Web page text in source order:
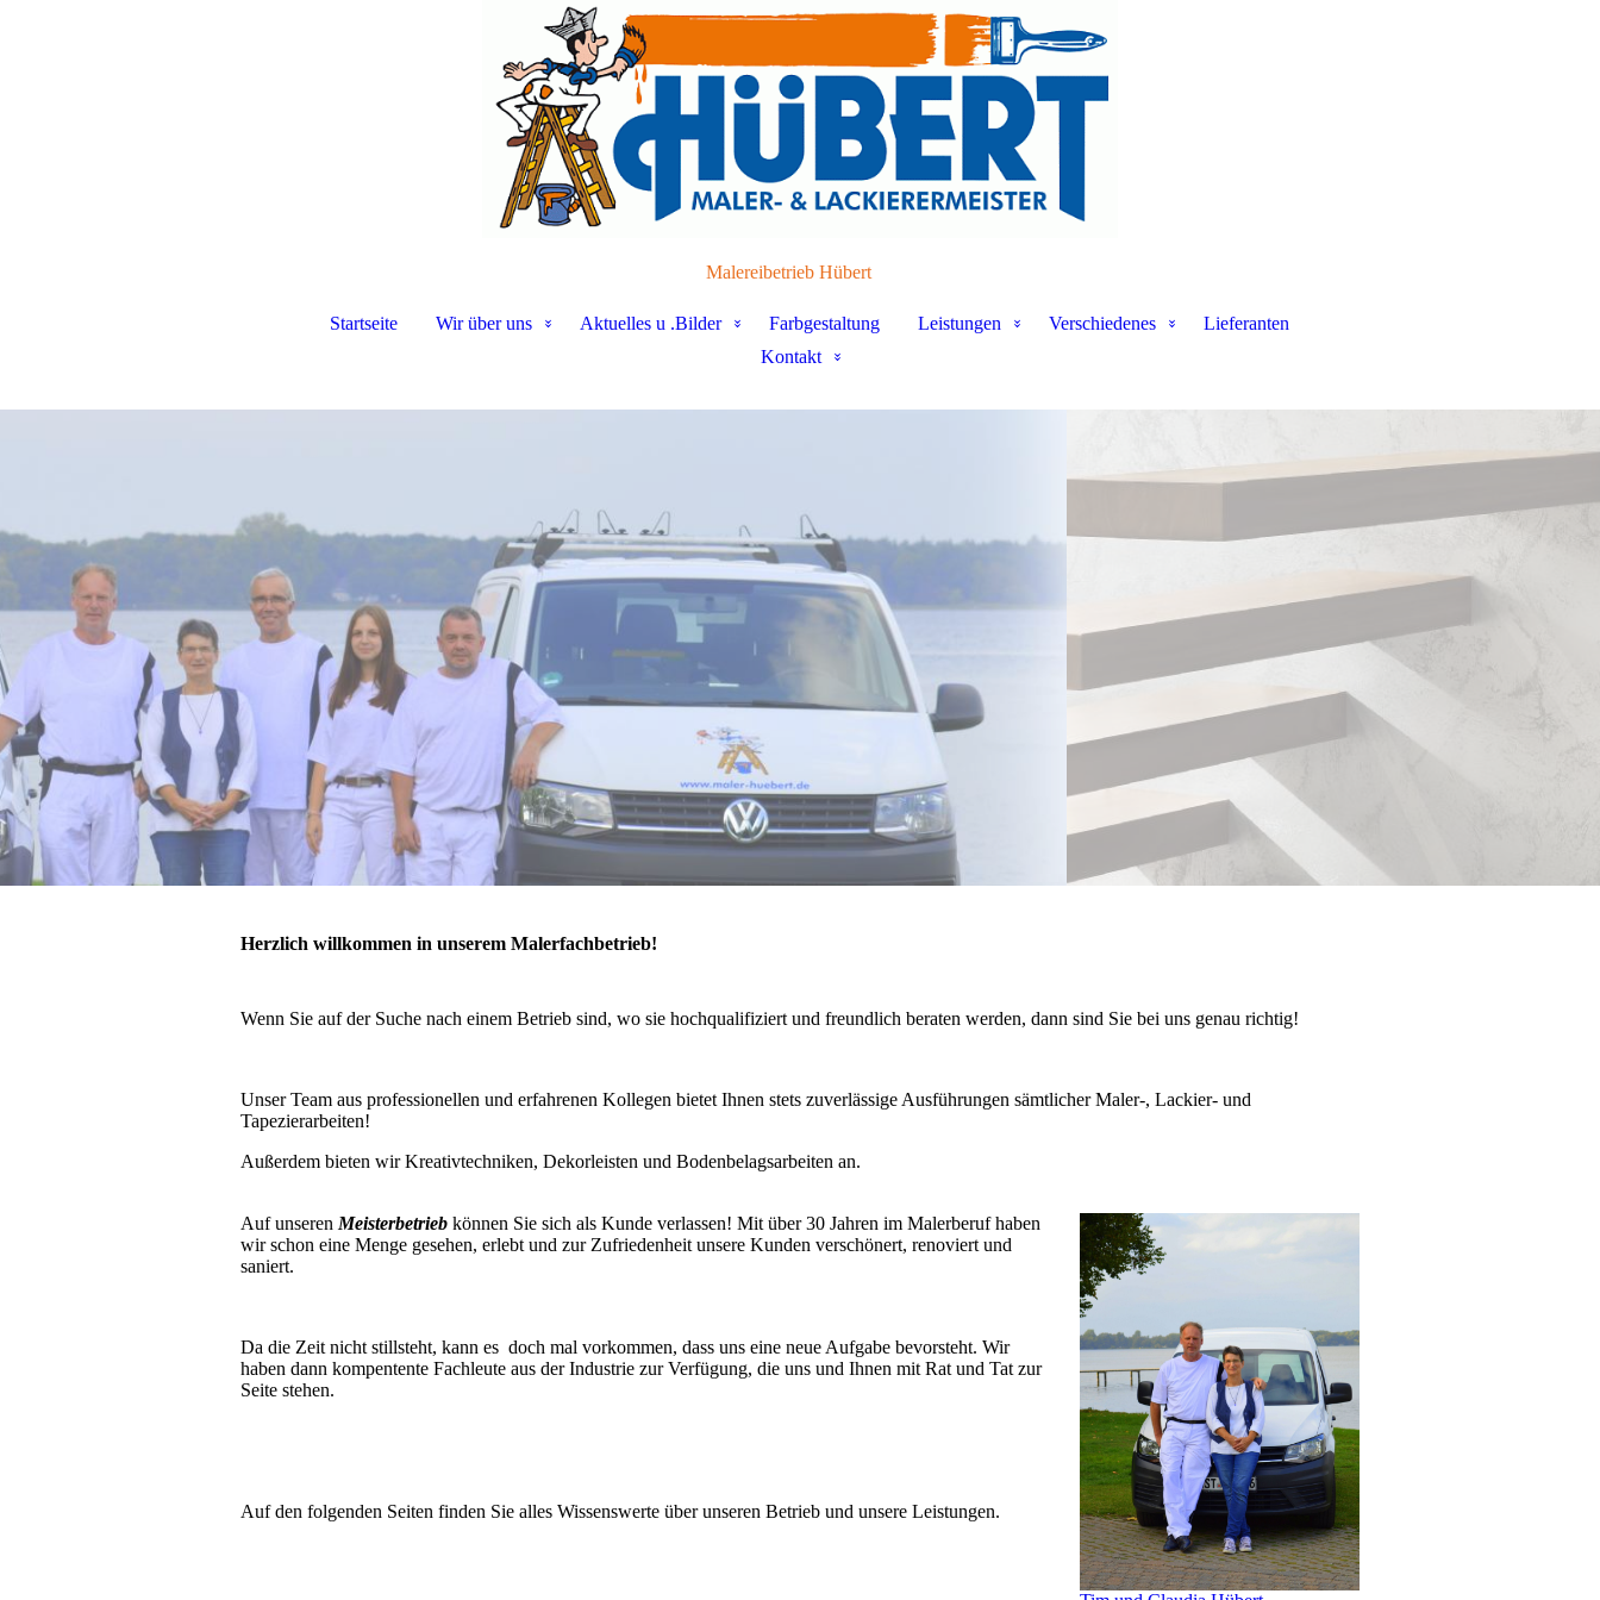
Malereibetrieb Hübert
Startseite Wir über uns Aktuelles u .Bilder Farbgestaltung Leistungen Verschiedenes
Lieferanten
Kontakt
Herzlich willkommen in unserem Malerfachbetrieb!
Wenn Sie auf der Suche nach einem Betrieb sind, wo sie hochqualifiziert und freundlich beraten werden, dann sind Sie bei uns genau richtig!
Unser Team aus professionellen und erfahrenen Kollegen bietet Ihnen stets zuverlässige Ausführungen sämtlicher Maler-, Lackier- und
Tapezierarbeiten!
Außerdem bieten wir Kreativtechniken, Dekorleisten und Bodenbelagsarbeiten an.
Auf unseren Meisterbetrieb können Sie sich als Kunde verlassen! Mit über 30 Jahren im Malerberuf haben
wir schon eine Menge gesehen, erlebt und zur Zufriedenheit unsere Kunden verschönert, renoviert und
saniert.
Da die Zeit nicht stillsteht, kann es doch mal vorkommen, dass uns eine neue Aufgabe bevorsteht. Wir
haben dann kompentente Fachleute aus der Industrie zur Verfügung, die uns und Ihnen mit Rat und Tat zur
Seite stehen.
Auf den folgenden Seiten finden Sie alles Wissenswerte über unseren Betrieb und unsere Leistungen.